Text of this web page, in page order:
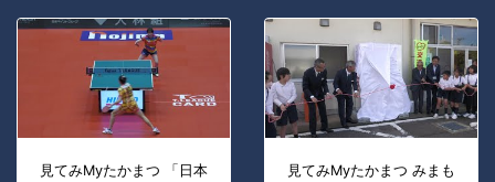
見てみMyたかまつ 「日本
見てみMyたかまつ みまも